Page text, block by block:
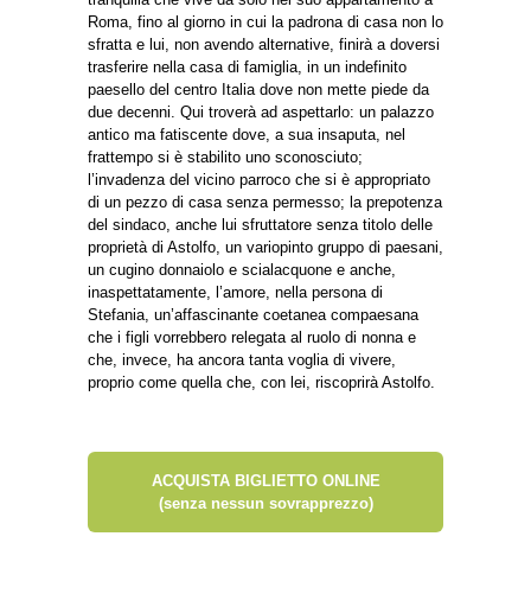
Roma, fino al giorno in cui la padrona di casa non lo
sfratta e lui, non avendo alternative, finirà a doversi
trasferire nella casa di famiglia, in un indefinito
paesello del centro Italia dove non mette piede da
due decenni. Qui troverà ad aspettarlo: un palazzo
antico ma fatiscente dove, a sua insaputa, nel
frattempo si è stabilito uno sconosciuto;
l’invadenza del vicino parroco che si è appropriato
di un pezzo di casa senza permesso; la prepotenza
del sindaco, anche lui sfruttatore senza titolo delle
proprietà di Astolfo, un variopinto gruppo di paesani,
un cugino donnaiolo e scialacquone e anche,
inaspettatamente, l’amore, nella persona di
Stefania, un’affascinante coetanea compaesana
che i figli vorrebbero relegata al ruolo di nonna e
che, invece, ha ancora tanta voglia di vivere,
proprio come quella che, con lei, riscoprirà Astolfo.
ACQUISTA BIGLIETTO ONLINE
(senza nessun sovrapprezzo)